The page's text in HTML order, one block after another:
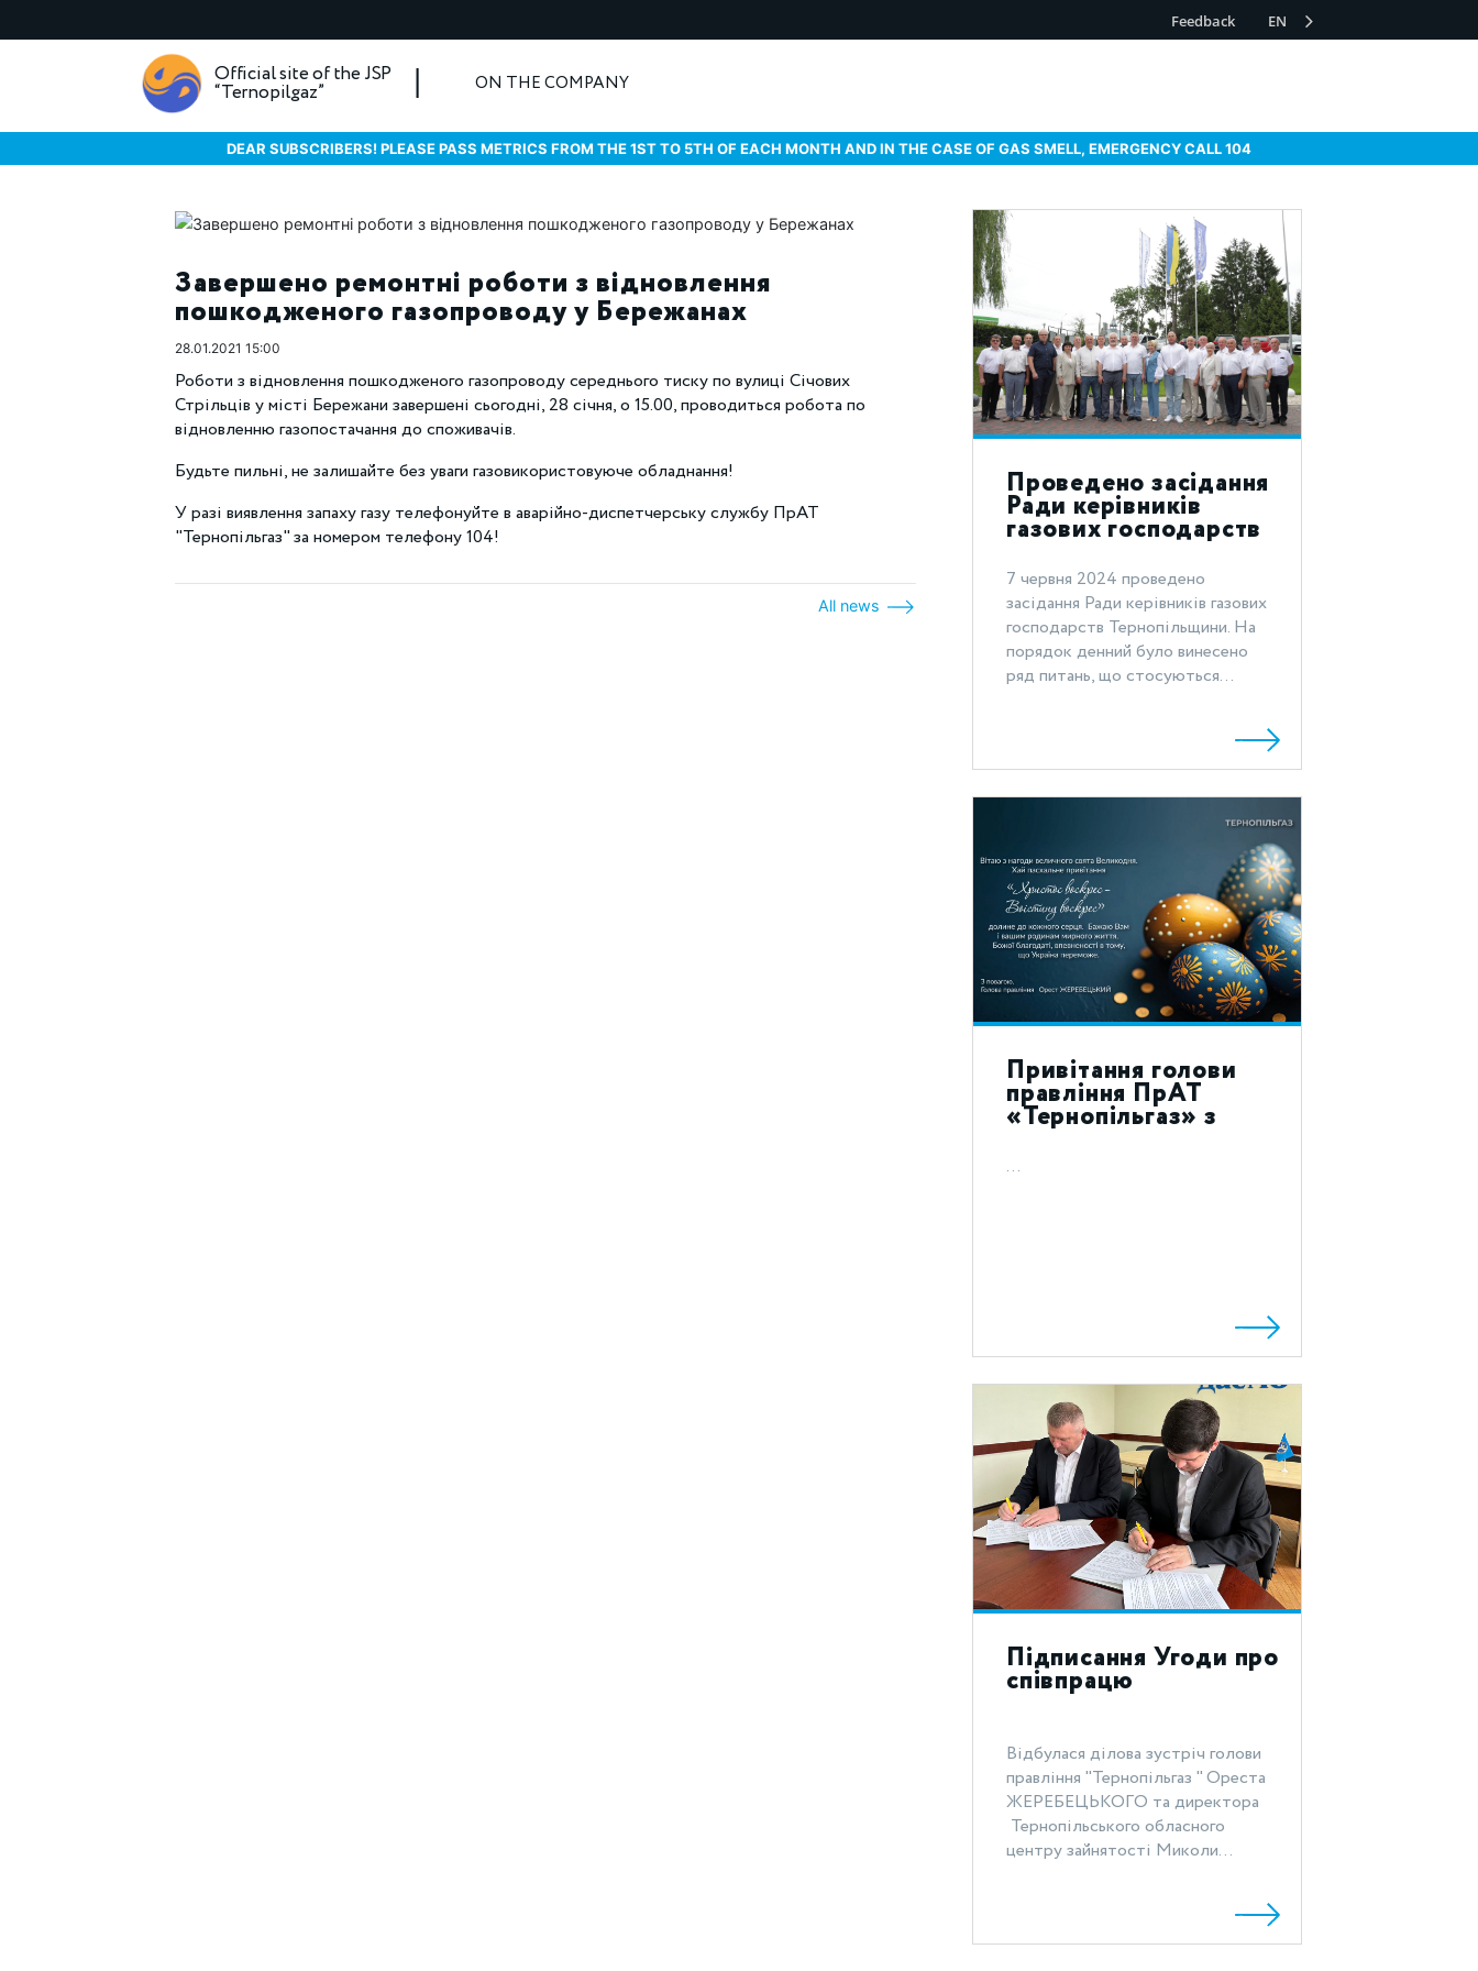
Feedback EN
Official site of the JSP
“Ternopilgaz” ON THE COMPANY
DEAR SUBSCRIBERS! PLEASE PASS METRICS FROM THE 1ST TO 5TH OF EACH MONTH AND IN THE CASE OF GAS SMELL, EMERGENCY CALL 104
Завершено ремонтні роботи з відновлення
пошкодженого газопроводу у Бережанах
28.01.2021 15:00
Роботи з відновлення пошкодженого газопроводу середнього тиску по вулиці Січових
Стрільців у місті Бережани завершені сьогодні, 28 січня, о 15.00, проводиться робота по
відновленню газопостачання до споживачів.
Будьте пильні, не залишайте без уваги газовикористовуюче обладнання!
У разі виявлення запаху газу телефонуйте в аварійно-диспетчерську службу ПрАТ
"Тернопільгаз" за номером телефону 104!
All news
Проведено засідання
Ради керівників
газових господарств
Тернопільщини
7 червня 2024 проведено
засідання Ради керівників газових
господарств Тернопільщини. На
порядок денний було винесено
ряд питань, що стосуються...
Привітання голови
правління ПрАТ
«Тернопільгаз» з
святом Воскресіння
Христового 2023!
...
Підписання Угоди про
співпрацю
Відбулася ділова зустріч голови
правління "Тернопільгаз " Ореста
ЖЕРЕБЕЦЬКОГО та директора
Тернопільського обласного
центру зайнятості Миколи...